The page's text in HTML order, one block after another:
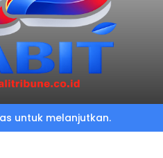
untuk melanjutkan.